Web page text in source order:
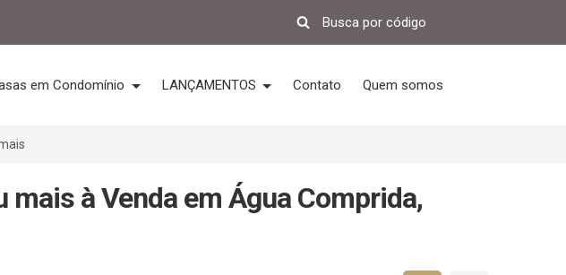
em Condomínio LANÇAMENTOS Contato Quem somos
à Venda em Água Comprida,